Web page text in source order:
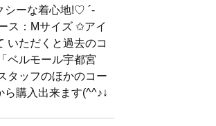
シーな着心地!♡ ´‐
ス：Mサイズ ✩アイ
いただくと過去のコ
ベルモール宇都宮
タッフのほかのコー
購入出来ます(^^♪↓